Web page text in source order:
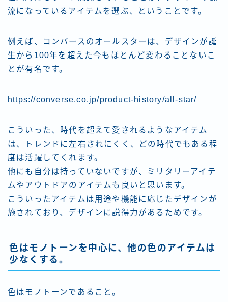
流になっているアイテムを選ぶ、ということです。
例えば、コンバースのオールスターは、デザインが誕
生から100年を超えた今もほとんど変わることないこ
とが有名です。
https://converse.co.jp/product-history/all-star/
こういった、時代を超えて愛されるようなアイテム
は、トレンドに左右されにくく、どの時代でもある程
度は活躍してくれます。
他にも自分は持っていないですが、ミリタリーアイテ
ムやアウトドアのアイテムも良いと思います。
こういったアイテムは用途や機能に応じたデザインが
施されており、デザインに説得力があるためです。
色はモノトーンを中心に、他の色のアイテムは
少なくする。
色はモノトーンであること。